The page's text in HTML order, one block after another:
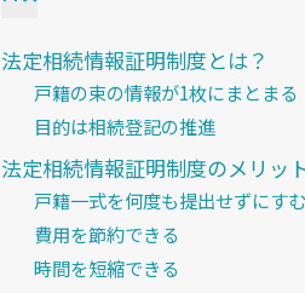
法定相続情報証明制度とは？
戸籍の束の情報が1枚にまとまる
目的は相続登記の推進
法定相続情報証明制度のメリッ
戸籍一式を何度も提出せずにすむ
費用を節約できる
時間を短縮できる